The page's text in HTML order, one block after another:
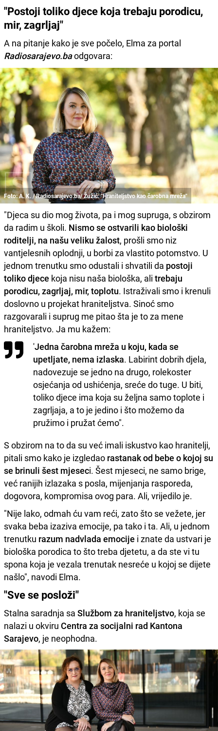
"Postoji toliko djece koja trebaju porodicu,
mir, zagrljaj"
A na pitanje kako je sve počelo, Elma za portal
Radiosarajevo.baodgovara:
Foto: A. K. / Radiosarajevo.ba/ Žužić: "Hraniteljstvo kao čarobna mreža"
"Djeca su dio mog života, pa i mog supruga, s obzirom
da radim u školi. Nismo se ostvarili kao biološki
roditelji, na našu veliku žalost, prošli smo niz
vantjelesnih oplodnji, u borbi za vlastito potomstvo. U
jednom trenutku smo odustali i shvatili da postoji
toliko djece koja nisu naša biološka, ali trebaju
porodicu, zagrljaj, mir, toplotu. Istraživali smo i krenuli
doslovno u projekat hraniteljstva. Sinoć smo
razgovarali i suprug me pitao šta je to za mene
hraniteljstvo. Ja mu kažem:
'Jedna čarobna mreža u koju, kada se
upetljate, nema izlaska. Labirint dobrih djela,
nadovezuje se jedno na drugo, rolekoster
osjećanja od ushićenja, sreće do tuge. U biti,
toliko djece ima koja su željna samo toplote i
zagrljaja, a to je jedino i što možemo da
pružimo i pružat ćemo".
S obzirom na to da su već imali iskustvo kao hranitelji,
pitali smo kako je izgledao rastanak od bebe o kojoj su
se brinuli šest mjeseci. Šest mjeseci, ne samo brige,
već ranijih izlazaka s posla, mijenjanja rasporeda,
dogovora, kompromisa ovog para. Ali, vrijedilo je.
"Nije lako, odmah ću vam reći, zato što se vežete, jer
svaka beba izaziva emocije, pa tako i ta. Ali, u jednom
trenutku razum nadvlada emocije i znate da ustvari je
biološka porodica to što treba djetetu, a da ste vi tu
spona koja je vezala trenutak nesreće u kojoj se dijete
našlo", navodi Elma.
"Sve se posloži"
Stalna saradnja sa Službom za hraniteljstvo, koja se
nalazi u okviru Centra za socijalni rad Kantona
Sarajevo, je neophodna.